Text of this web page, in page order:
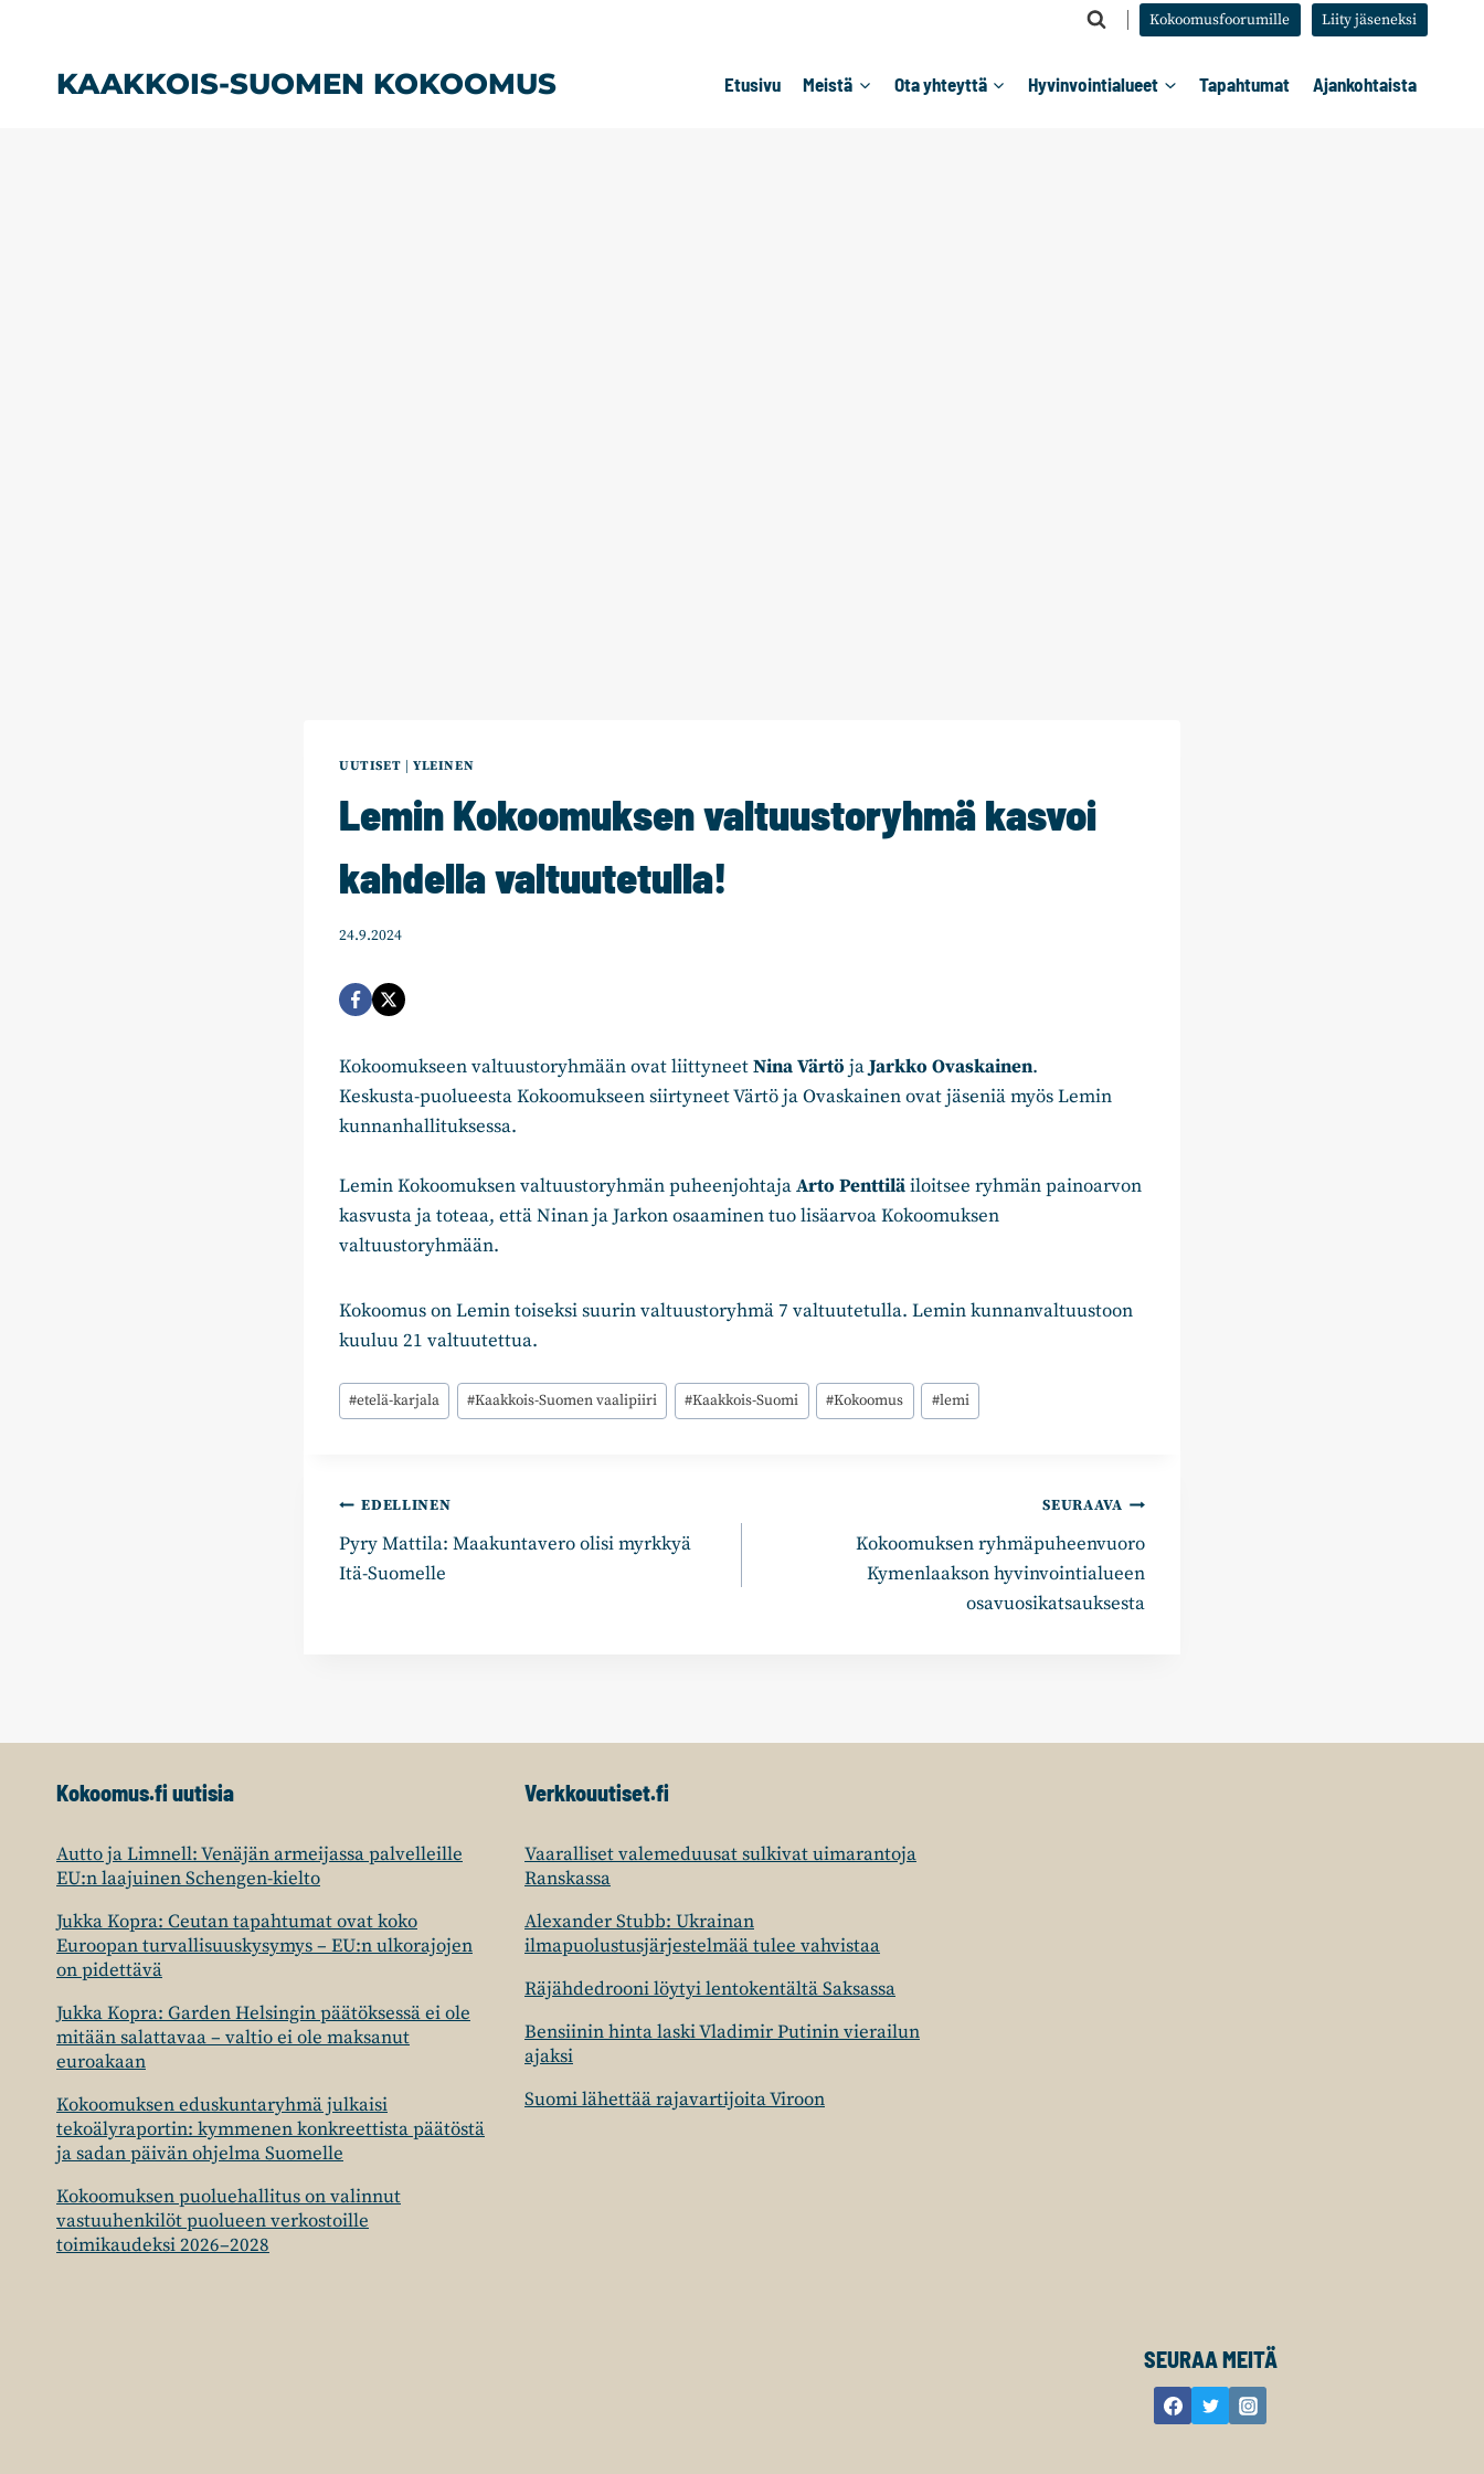
Kokoomusfoorumille Liity jäseneksi
KAAKKOIS-SUOMEN KOKOOMUS Etusivu Meistä Ota yhteyttä Hyvinvointialueet Tapahtumat Ajankohtaista
UUTISET YLEINEN
Lemin Kokoomuksen valtuustoryhmä kasvoi
kahdella valtuutetulla!
24.9.2024
Kokoomukseen valtuustoryhmään ovat liittyneetNina Värtö jaJarkko Ovaskainen.
Keskusta-puolueesta Kokoomukseen siirtyneet Värtö ja Ovaskainen ovat jäseniä myös Lemin
kunnanhallituksessa.
Lemin Kokoomuksen valtuustoryhmän puheenjohtajaArto Penttiläiloitsee ryhmän painoarvon
kasvusta ja toteaa, että Ninan ja Jarkon osaaminen tuo lisäarvoa Kokoomuksen
valtuustoryhmään.
Kokoomus on Lemin toiseksi suurin valtuustoryhmä 7 valtuutetulla. Lemin kunnanvaltuustoon
kuuluu 21 valtuutettua.
Avainsanat:
#etelä-karjala #Kaakkois-Suomen vaalipiiri #Kaakkois-Suomi #Kokoomus #lemi
Artikkelien
selaus
EDELLINEN
Pyry Mattila: Maakuntavero olisi myrkkyä
Itä-​Suomelle
SEURAAVA
Kokoomuksen ryhmäpuheenvuoro
Kymenlaakson hyvinvointialueen
osavuosikatsauksesta
Kokoomus.fi uutisia
Autto ja Limnell: Venäjän armeijassa palvelleille
EU:n laajuinen Schengen-kielto
Jukka Kopra: Ceutan tapahtumat ovat koko
Euroopan turvallisuuskysymys – EU:n ulkorajojen
on pidettävä
Jukka Kopra: Garden Helsingin päätöksessä ei ole
mitään salattavaa – valtio ei ole maksanut
euroakaan
Kokoomuksen eduskuntaryhmä julkaisi
tekoälyraportin: kymmenen konkreettista päätöstä
ja sadan päivän ohjelma Suomelle
Kokoomuksen puoluehallitus on valinnut
vastuuhenkilöt puolueen verkostoille
toimikaudeksi 2026–2028
Verkkouutiset.fi
Vaaralliset valemeduusat sulkivat uimarantoja
Ranskassa
Alexander Stubb: Ukrainan
ilmapuolustusjärjestelmää tulee vahvistaa
Räjähdedrooni löytyi lentokentältä Saksassa
Bensiinin hinta laski Vladimir Putinin vierailun
ajaksi
Suomi lähettää rajavartijoita Viroon
SEURAA MEITÄ